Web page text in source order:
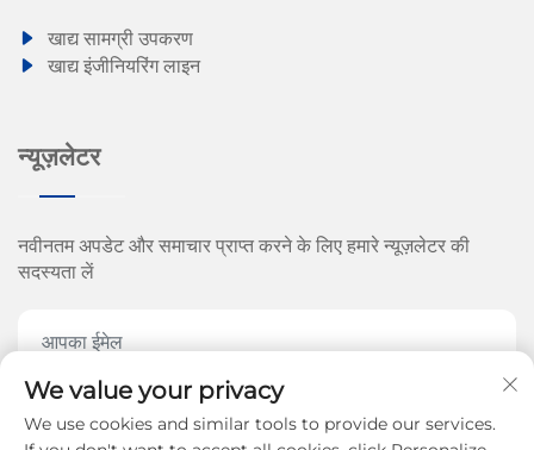
खाद्य सामग्री उपकरण
खाद्य इंजीनियरिंग लाइन
न्यूज़लेटर
नवीनतम अपडेट और समाचार प्राप्त करने के लिए हमारे न्यूज़लेटर की
सदस्यता लें
अभी सब्सक्राइब करें
We value your privacy
We use cookies and similar tools to provide our services.